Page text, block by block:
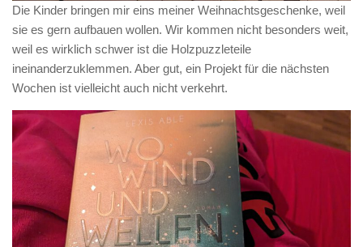
Die Kinder bringen mir eins meiner Weihnachtsgeschenke, weil
sie es gern aufbauen wollen. Wir kommen nicht besonders weit,
weil es wirklich schwer ist die Holzpuzzleteile
ineinanderzuklemmen. Aber gut, ein Projekt für die nächsten
Wochen ist vielleicht auch nicht verkehrt.